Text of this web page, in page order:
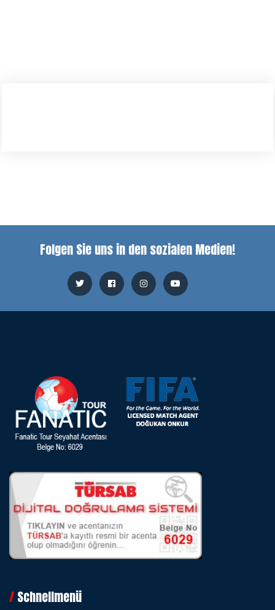
Folgen Sie uns in den sozialen Medien!
Schnellmenü